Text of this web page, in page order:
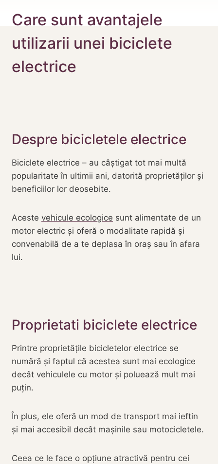
Care sunt avantajele
utilizarii unei biciclete
electrice
Despre bicicletele electrice
Biciclete electrice – au câștigat tot mai multă
popularitate în ultimii ani, datorită proprietăților și
beneficiilor lor deosebite.
Aceste vehicule ecologice sunt alimentate de un
motor electric și oferă o modalitate rapidă și
convenabilă de a te deplasa în oraș sau în afara
lui.
Proprietati biciclete electrice
Printre proprietățile bicicletelor electrice se
numără și faptul că acestea sunt mai ecologice
decât vehiculele cu motor și poluează mult mai
puțin.
În plus, ele oferă un mod de transport mai ieftin
și mai accesibil decât mașinile sau motocicletele.
Ceea ce le face o opțiune atractivă pentru cei